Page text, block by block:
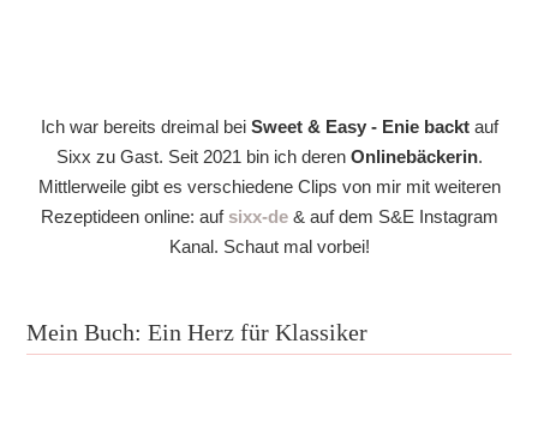
Ich war bereits dreimal bei Sweet & Easy - Enie backtauf
Sixx zu Gast. Seit 2021 bin ich deren Onlinebäckerin.
Mittlerweile gibt es verschiedene Clips von mir mit weiteren
Rezeptideen online: auf sixx-de& auf dem S&E Instagram
Kanal. Schaut mal vorbei!
Mein Buch: Ein Herz für Klassiker